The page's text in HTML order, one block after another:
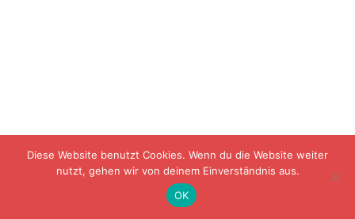
Diese Website benutzt Cookies. Wenn du die Website weiter
nutzt, gehen wir von deinem Einverständnis aus.
OK